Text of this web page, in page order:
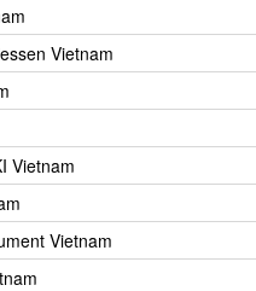
Vietnam
Vietnam
Vietnam